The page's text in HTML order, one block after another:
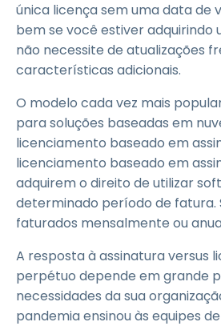
única licença sem uma data de
bem se você estiver adquirindo
não necessite de atualizações
características adicionais.
O modelo cada vez mais
para soluções baseadas em
licenciamento baseado em
licenciamento baseado em
adquirem o direito de utilizar
determinado período de fatura.
faturados mensalmente ou
A resposta à assinatura versus
perpétuo depende em grande
necessidades da sua
pandemia ensinou às equipes